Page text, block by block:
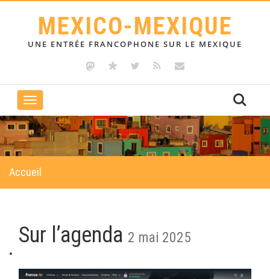
MEXICO-MEXIQUE
UNE ENTRÉE FRANCOPHONE SUR LE MEXIQUE
Toggle
navigation
Accueil
Sur l’agenda 2 mai 2025